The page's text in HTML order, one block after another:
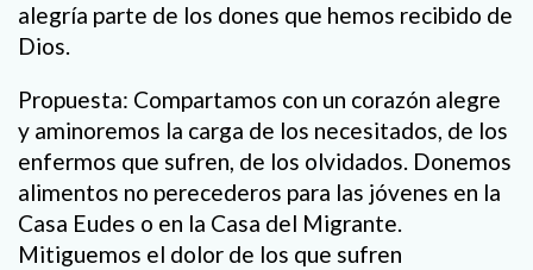
alegría parte de los dones que hemos recibido de
Dios.
Propuesta: Compartamos con un corazón alegre
y aminoremos la carga de los necesitados, de los
enfermos que sufren, de los olvidados. Donemos
alimentos no perecederos para las jóvenes en la
Casa Eudes o en la Casa del Migrante.
Mitiguemos el dolor de los que sufren